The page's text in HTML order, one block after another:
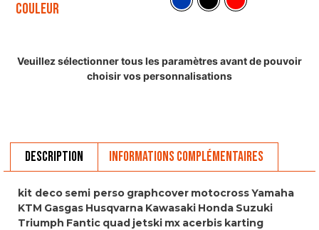
couleur
Veuillez sélectionner tous les paramètres avant de pouvoir
choisir vos personnalisations
Description Informations complémentaires
kit deco semi perso graphcover motocrossYamaha
KTM Gasgas Husqvarna Kawasaki Honda Suzuki
Triumph Fantic quad jetski mx acerbis karting